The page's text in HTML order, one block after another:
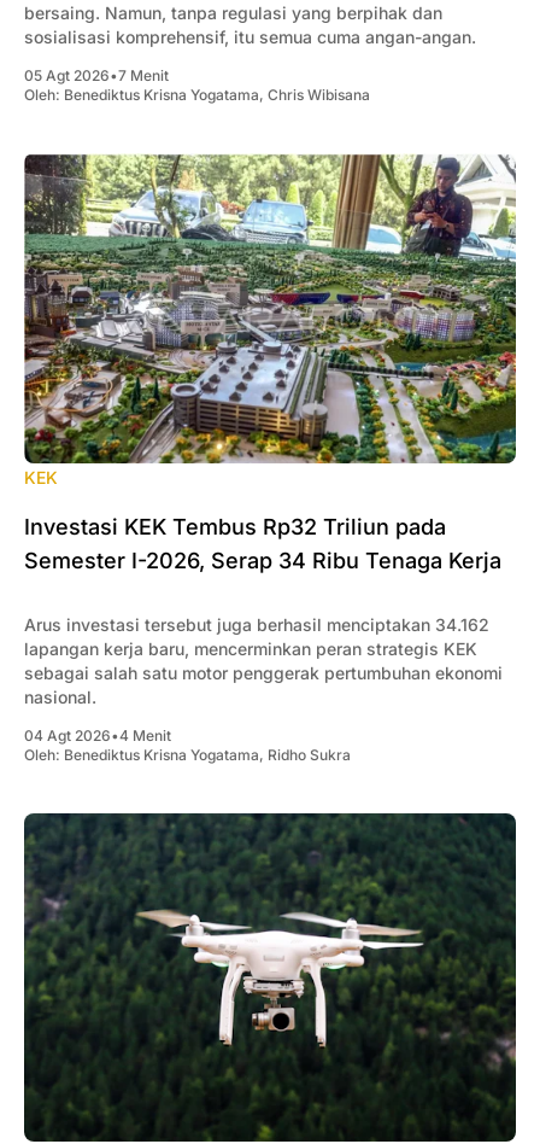
bersaing. Namun, tanpa regulasi yang berpihak dan
sosialisasi komprehensif, itu semua cuma angan-angan.
05 Agt 2026•7 Menit
Oleh: Benediktus Krisna Yogatama, Chris Wibisana
KEK
Investasi KEK Tembus Rp32 Triliun pada
Semester I-2026, Serap 34 Ribu Tenaga Kerja
Arus investasi tersebut juga berhasil menciptakan 34.162
lapangan kerja baru, mencerminkan peran strategis KEK
sebagai salah satu motor penggerak pertumbuhan ekonomi
nasional.
04 Agt 2026•4 Menit
Oleh: Benediktus Krisna Yogatama, Ridho Sukra